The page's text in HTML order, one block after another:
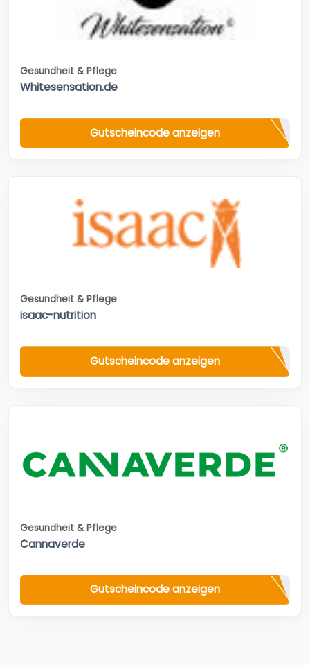
Gesundheit & Pflege
Whitesensation.de
Gutscheincode anzeigen
Gesundheit & Pflege
isaac-nutrition
Gutscheincode anzeigen
Gesundheit & Pflege
Cannaverde
Gutscheincode anzeigen